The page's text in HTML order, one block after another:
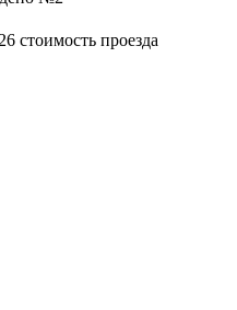
стоимость проезда